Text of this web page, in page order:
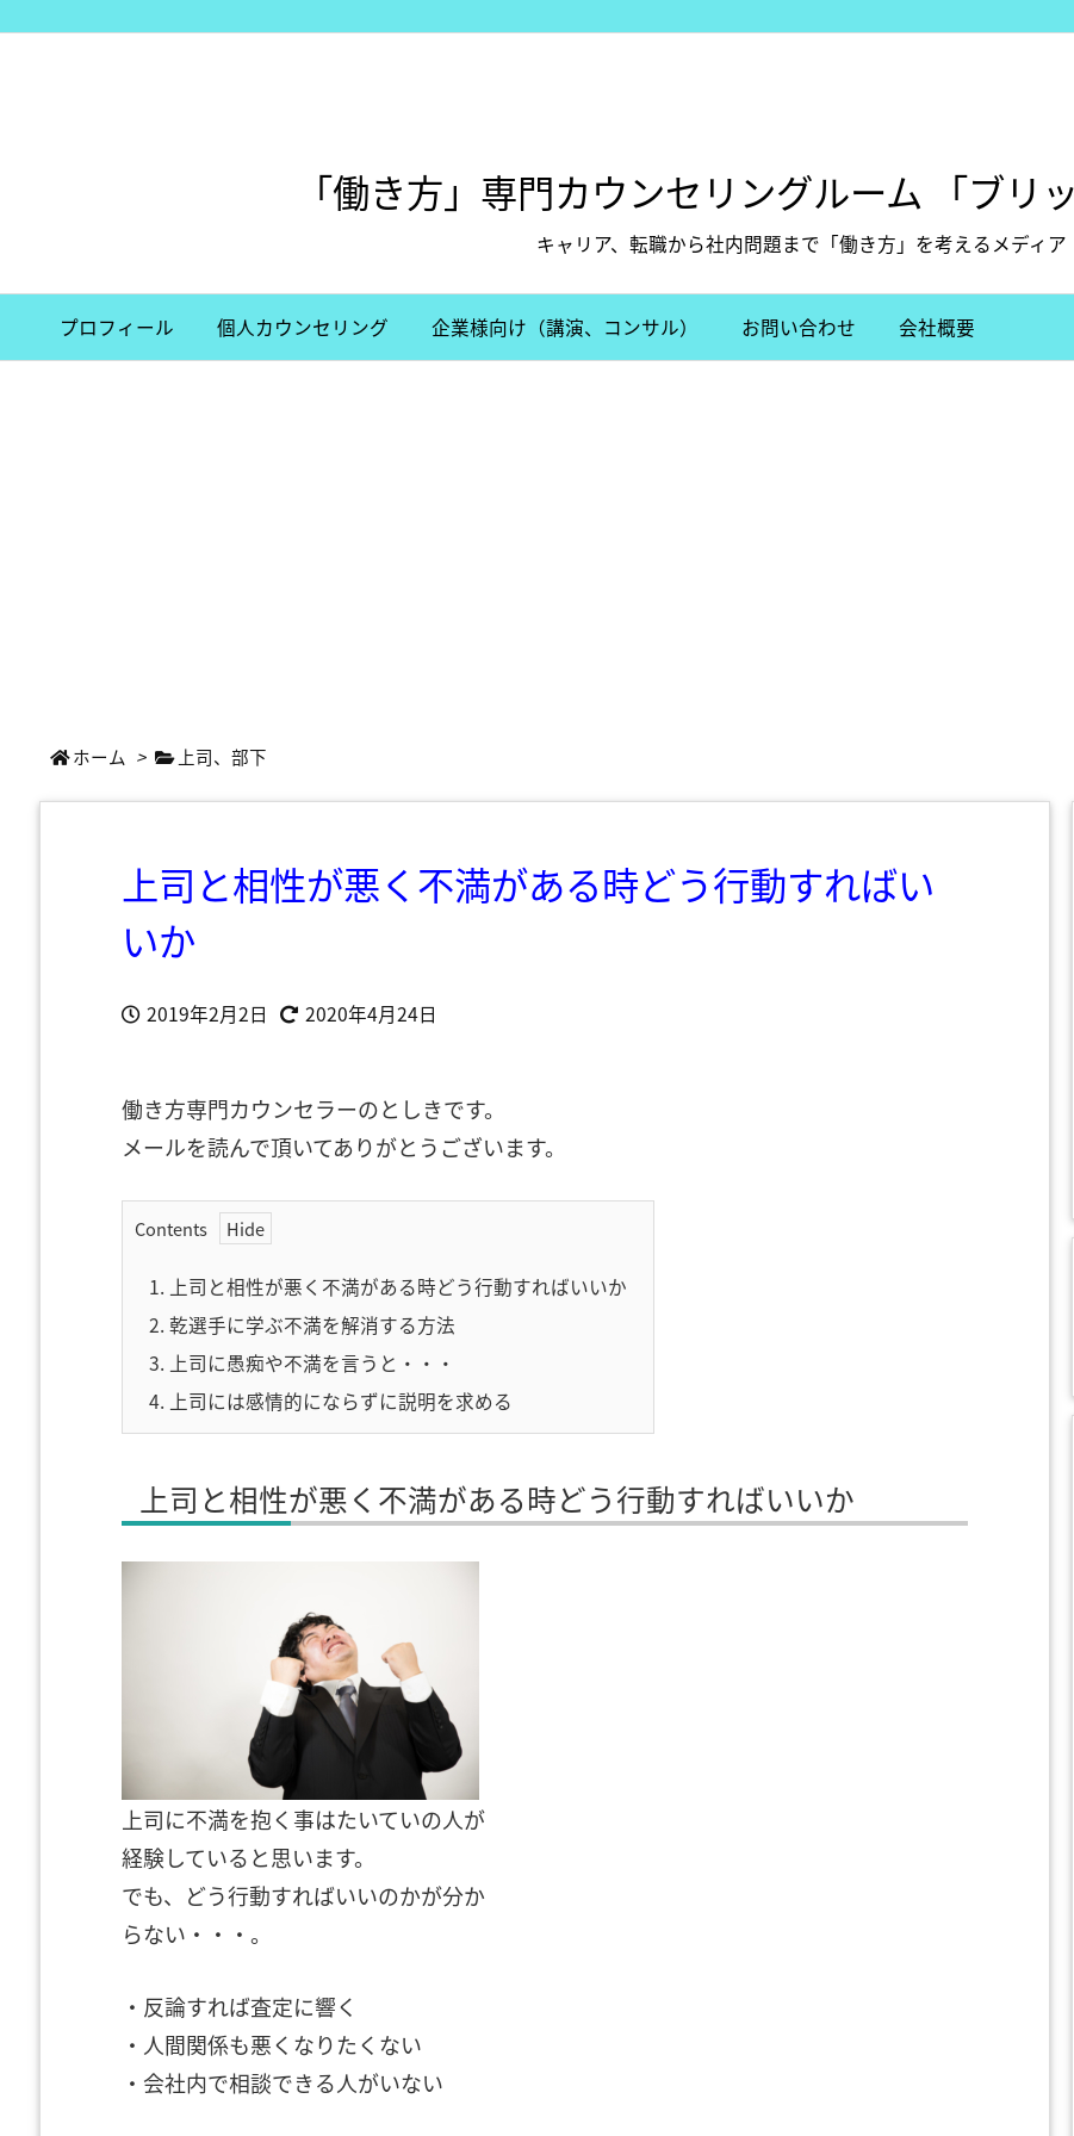
「働き方」専門カウンセリングルーム 「ブリ
キャリア、転職から社内問題まで「働き方」を考えるメディア
プロフィール 個人カウンセリング 企業様向け（講演、コンサル） お問い合わせ 会社概要
ホーム > 上司、部下
上司と相性が悪く不満がある時どう行動すればい
いか
2019年2月2日 2020年4月24日
働き方専門カウンセラーのとしきです。
メールを読んで頂いてありがとうございます。
Contents
1. 上司と相性が悪く不満がある時どう行動すればいいか
2. 乾選手に学ぶ不満を解消する方法
3. 上司に愚痴や不満を言うと・・・
4. 上司には感情的にならずに説明を求める
上司と相性が悪く不満がある時どう行動すればいいか
上司に不満を抱く事はたいていの人が
経験していると思います。
でも、どう行動すればいいのかが分か
らない・・・。
・反論すれば査定に響く
・人間関係も悪くなりたくない
・会社内で相談できる人がいない